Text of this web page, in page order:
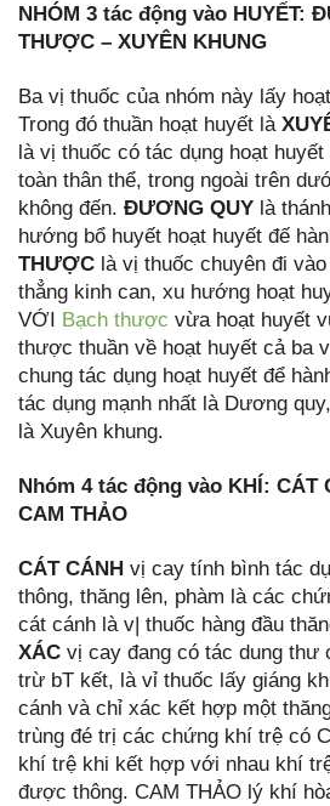
NHÓM 3 tác động vào HUYẾT:
THƯỢC – XUYÊN KHUNG
Ba vị thuốc của nhóm này lấy
Trong đó thuần hoạt huyết là
là vị thuốc có tác dụng hoạt
toàn thân thể, trong ngoài trên
không đến. ĐƯƠNG QUY là
hướng bổ huyết hoạt huyết đế
THƯỢC là vị thuốc chuyên đi
thẳng kinh can, xu hướng hoạt
VỚI Bạch thược vừa hoạt huyết
thược thuần về hoạt huyết cả ba
chung tác dụng hoạt huyết để
tác dụng mạnh nhất là Dương
là Xuyên khung.
Nhóm 4 tác động vào KHÍ: CÁT
CAM THẢO
CÁT CÁNH vị cay tính bình tác
thông, thăng lên, phàm là các
cát cánh là v| thuốc hàng đầu
XÁC vị cay đang có tác dung thư
trừ bT kết, là vỉ thuốc lấy giáng
cánh và chỉ xác kết hợp một
trùng đé trị các chứng khí trệ có
khí trệ khi kết hợp với nhau khí
được thông. CAM THẢO lý khí